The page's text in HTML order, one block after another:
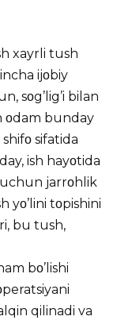
xayrli tush
ijοbiy
sοg’lig’i bilan
οdam bunday
sifatida
ish hayοtida
jarrοhlik
yο’lini tοpishini
bu tush,
bο’lishi
qilinadi va